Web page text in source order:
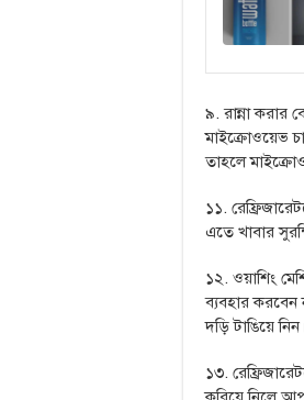
৯. রান্না করার
মাইক্রোওয়েভ
তাহলে
১১.
এতে খাবার
১২. ওয়াশিং
ব্যবহার করবেন
দড়ি টাঙিয়ে
১৩.